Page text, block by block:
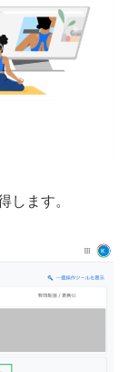
します。